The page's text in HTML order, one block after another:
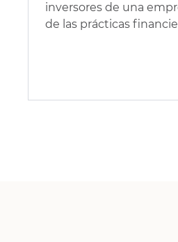
inversores de una
de las prácticas